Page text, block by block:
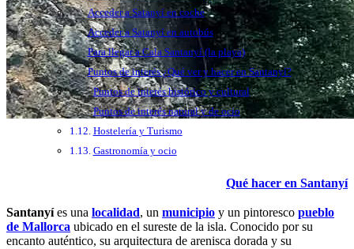
Acceder a Satanyí en coche
Acceder a Satanyí en autobús
Para llegar a Cala Santanyí (la playa)
Puntos de interés ¿Qué ver y hacer en Santanyí?
Puntos de interés histórico y cultural
Puntos de interés natural y de ocio
Hostelería y Turismo
Gastronomía y ocio
Qué hacer en Santanyí
Santanyíes una localidad, un municipio y un pintoresco pueblo
de Mallorca ubicado en el sureste de la isla. Conocido por su
encanto auténtico, su arquitectura de arenisca dorada y su